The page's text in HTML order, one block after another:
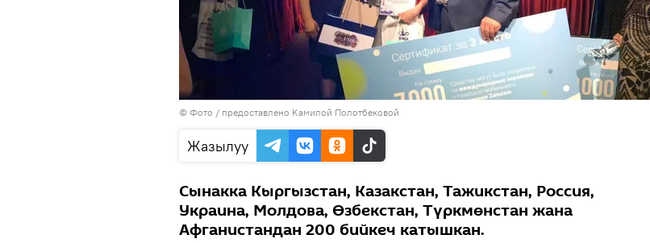
© Фото / предоставлено Камилой Полотбековой
Жазылуу
Сынакка Кыргызстан, Казакстан, Тажикстан, Россия,
Украина, Молдова, Өзбекстан, Түркмөнстан жана
Афганистандан 200 бийкеч катышкан.